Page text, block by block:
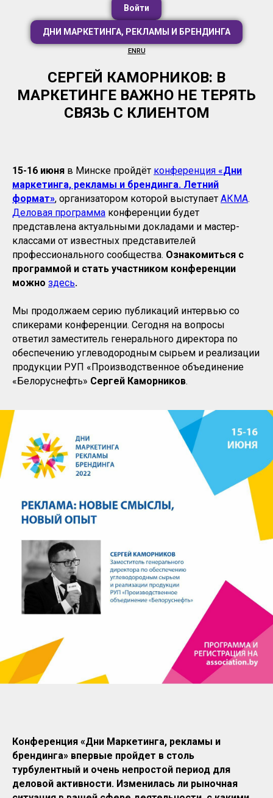
Войти
ДНИ МАРКЕТИНГА, РЕКЛАМЫ И БРЕНДИНГА
EN RU
СЕРГЕЙ КАМОРНИКОВ: В
МАРКЕТИНГЕ ВАЖНО НЕ ТЕРЯТЬ
СВЯЗЬ С КЛИЕНТОМ
15-16 июня в Минске пройдёт конференция «Дни
маркетинга, рекламы и брендинга. Летний
формат», организатором которой выступает АКМА.
Деловая программа конференции будет
представлена актуальными докладами и мастер-
классами от известных представителей
профессионального сообщества. Ознакомиться с
программой и стать участником конференции
можно здесь.
Мы продолжаем серию публикаций интервью со
спикерами конференции. Сегодня на вопросы
ответил заместитель генерального директора по
обеспечению углеводородным сырьем и реализации
продукции РУП «Производственное объединение
«Белоруснефть» Сергей Каморников.
Конференция «Дни Маркетинга, рекламы и
брендинга» впервые пройдет в столь
турбулентный и очень непростой период для
деловой активности. Изменилась ли рыночная